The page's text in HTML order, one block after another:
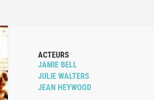
ACTEURS
JAMIE BELL
JULIE WALTERS
JEAN HEYWOOD